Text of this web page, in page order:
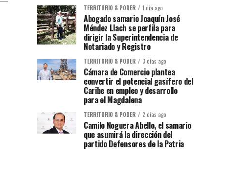
TERRITORIO & PODER 1 día ago
Abogado samario Joaquín José
Méndez Llach se perfila para
dirigir la Superintendencia de
Notariado y Registro
TERRITORIO & PODER 3 días ago
Cámara de Comercio plantea
convertir el potencial gasífero del
Caribe en empleo y desarrollo
para el Magdalena
TERRITORIO & PODER 2 días ago
Camilo Noguera Abello, el samario
que asumirá la dirección del
partido Defensores de la Patria